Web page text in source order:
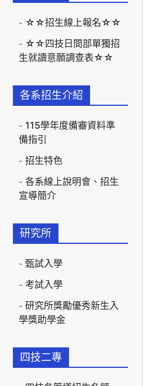
☆☆招生線上報名☆☆
☆☆四技日間部單獨招
生就讀意願調查表☆☆
各系招生介紹
115學年度備審資料準
備指引
招生特色
各系線上說明會、招生
宣導簡介
研究所
甄試入學
考試入學
研究所獎勵優秀新生入
學獎助學金
四技二專